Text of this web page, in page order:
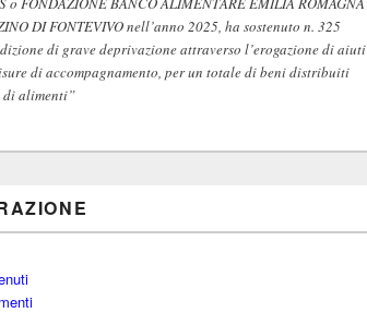
DI FONTEVIVO nell’anno 2025, ha sostenuto n. 325
di grave deprivazione attraverso l’erogazione di aiuti
di accompagnamento, per un totale di beni distribuiti
di alimenti”